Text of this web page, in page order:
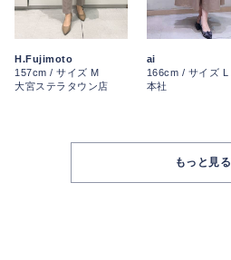
H.Fujimoto
157cm / サイズ M
大宮ステラタウン店
ai
166cm / サイズ L
本社
もっと見る